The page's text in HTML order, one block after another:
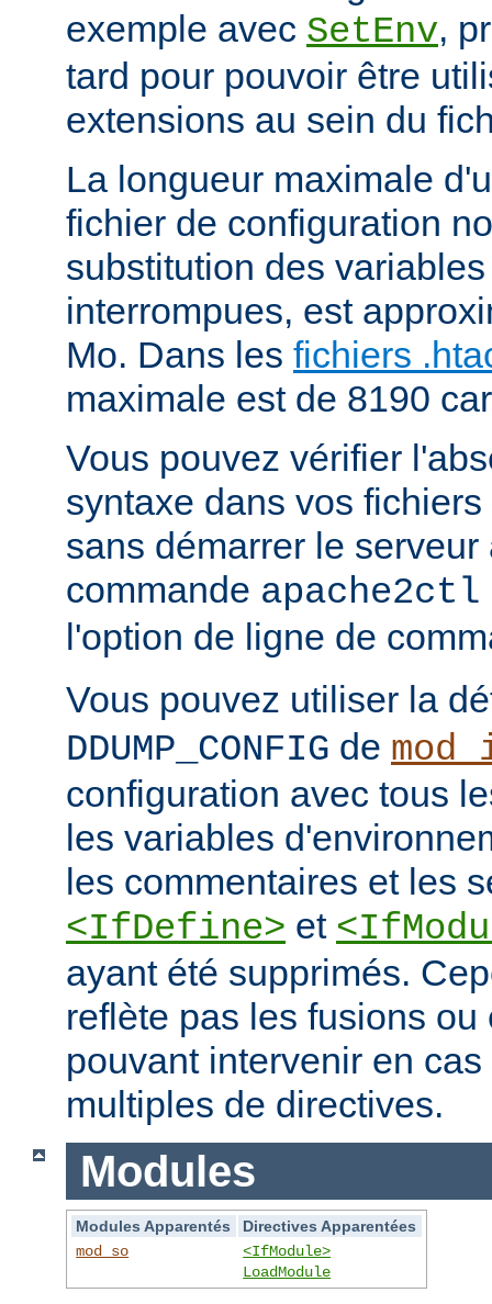
exemple avec SetEnv,
tard pour pouvoir être
extensions au sein du
La longueur maximale
fichier de configuration
substitution des
interrompues, est
Mo. Dans les fichiers
maximale est de 8190
Vous pouvez vérifier
syntaxe dans vos
sans démarrer le
commande
l'option de ligne de
Vous pouvez utiliser la
DDUMP_CONFIG de
configuration avec tous
les variables
les commentaires et les
<IfDefine> et
ayant été supprimés.
reflète pas les fusions ou
pouvant intervenir en
multiples de directives.
Modules
Modules Apparentés
Directives Apparentées
mod_so
<IfModule>
LoadModule